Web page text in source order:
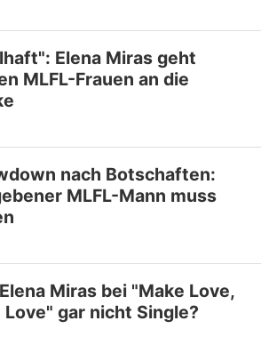
Elena Miras geht
MLFL-Frauen an die
nach Botschaften:
MLFL-Mann muss
Miras bei "Make Love,
Love" gar nicht Single?